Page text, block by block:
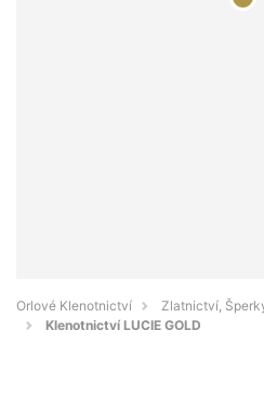
Orlové Klenotnictví
Zlatnictví,
Klenotnictví LUCIE GOLD